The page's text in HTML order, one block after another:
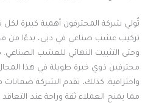
تُولي شركة المحترفون أهمية كبيرة
تركيب عشب صناعي في دبي، بدءًا من
وحتى التثبيت النهائي للعشب
محترفين ذوي خبرة طويلة في هذا
واحترافية. كذلك، تقدم الشركة ضمانات
مما يمنح العملاء ثقة وراحة عند